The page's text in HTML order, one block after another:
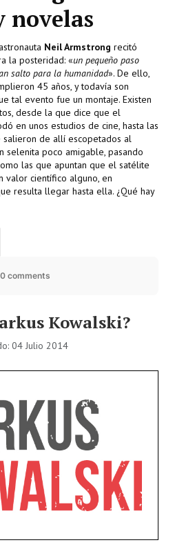
novelas
Neil Armstrong recitó
la posteridad: «un pequeño paso
salto para la humanidad». De ello,
45 años, y todavía son
tal evento fue un montaje. Existen
desde la que dice que el
en unos estudios de cine, hasta las
salieron de allí escopetados al
selenita poco amigable, pasando
las que apuntan que el satélite
valor científico alguno, en
resulta llegar hasta ella. ¿Qué hay
0 comments
Kowalski?
04 Julio 2014